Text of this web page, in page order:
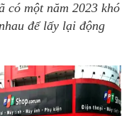
một năm 2023 khó
để lấy lại động